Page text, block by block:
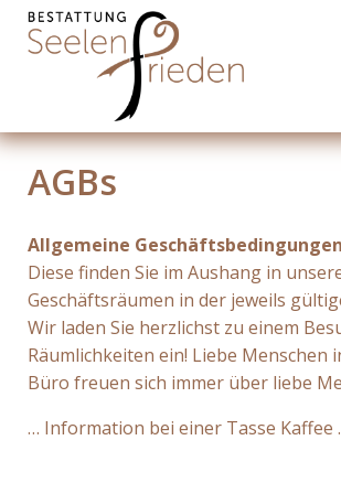
AGBs
Allgemeine
Diese finden Sie im Aushang in
Geschäftsräumen in der jeweils
Wir laden Sie herzlichst zu einem
Räumlichkeiten ein! Liebe Menschen
Büro freuen sich immer über liebe
… Information bei einer Tasse Kaffee